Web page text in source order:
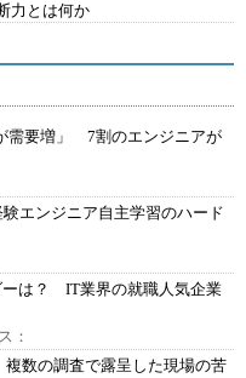
力とは何か
需要増」 7割のエンジニアが
エンジニア自主学習のハード
ーは？ IT業界の就職人気企業
：
数の調査で露呈した現場の苦